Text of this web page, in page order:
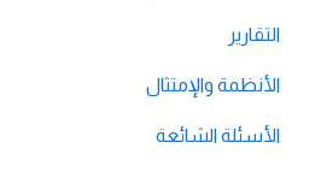
🔌 تكامل Pipedrive
🔌 تكامل Intercom
🔌 تكامل Zendesk
الوكيل الذكيالتقارير
الأنظمة والإمتثال
الأسئلة الشائعة